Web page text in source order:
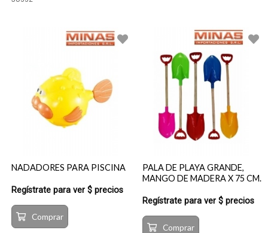
NADADORES PARA PISCINA
Regístrate para ver $ precios
Comprar
PALA DE PLAYA GRANDE,
MANGO DE MADERA X 75 CM.
Regístrate para ver $ precios
Comprar